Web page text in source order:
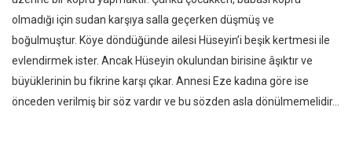
olmadığı için sudan karşıya salla geçerken düşmüş ve
boğulmuştur. Köye döndüğünde ailesi Hüseyin’i beşik kertmesi ile
evlendirmek ister. Ancak Hüseyin okulundan birisine âşıktır ve
büyüklerinin bu fikrine karşı çıkar. Annesi Eze kadına göre ise
önceden verilmiş bir söz vardır ve bu sözden asla dönülmemelidir…